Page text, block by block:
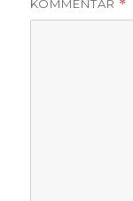
KOMMENTAR *